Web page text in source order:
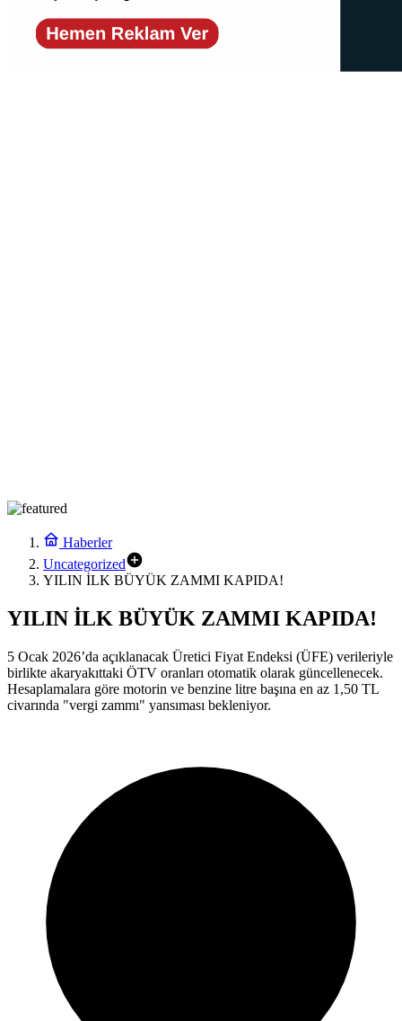
Haberler
Uncategorized
YILIN İLK BÜYÜK ZAMMI KAPIDA!
YILIN İLK BÜYÜK ZAMMI KAPIDA!
5 Ocak 2026’da açıklanacak Üretici Fiyat Endeksi (ÜFE) verileriyle
birlikte akaryakıttaki ÖTV oranları otomatik olarak güncellenecek.
Hesaplamalara göre motorin ve benzine litre başına en az 1,50 TL
civarında "vergi zammı" yansıması bekleniyor.